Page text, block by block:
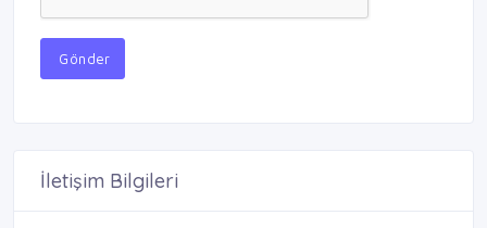
Gönder
İletişim Bilgileri